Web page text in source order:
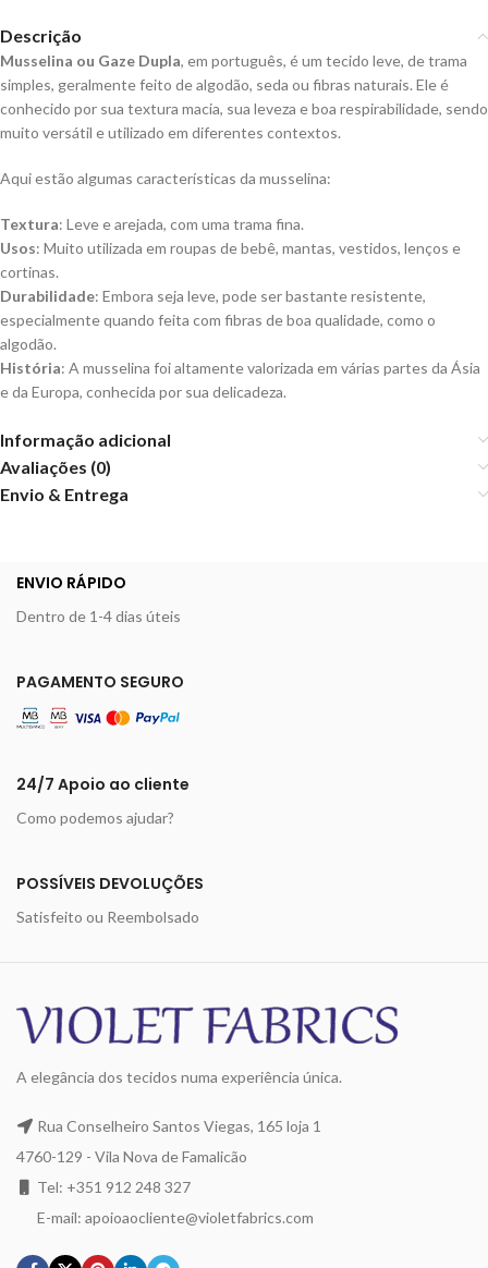
Descrição
Musselina ou Gaze Dupla, em português, é um tecido leve, de trama
simples, geralmente feito de algodão, seda ou fibras naturais. Ele é
conhecido por sua textura macia, sua leveza e boa respirabilidade, sendo
muito versátil e utilizado em diferentes contextos.
Aqui estão algumas características da musselina:
Textura: Leve e arejada, com uma trama fina.
Usos: Muito utilizada em roupas de bebê, mantas, vestidos, lenços e
cortinas.
Durabilidade: Embora seja leve, pode ser bastante resistente,
especialmente quando feita com fibras de boa qualidade, como o
algodão.
História: A musselina foi altamente valorizada em várias partes da Ásia
e da Europa, conhecida por sua delicadeza.
Informação adicional
Avaliações (0)
Envio & Entrega
ENVIO RÁPIDO
Dentro de 1-4 dias úteis
PAGAMENTO SEGURO
24/7 Apoio ao cliente
Como podemos ajudar?
POSSÍVEIS DEVOLUÇÕES
Satisfeito ou Reembolsado
A elegância dos tecidos numa experiência única.
Rua Conselheiro Santos Viegas, 165 loja 1
4760-129 - Vila Nova de Famalicão
Tel: +351 912 248 327
E-mail: apoioaocliente@violetfabrics.com